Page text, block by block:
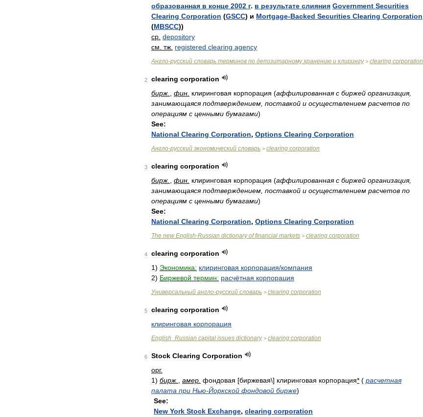
образованная в конце 2002 г. в результате слияния Government Securities
Clearing Corporation (GSCC) и Mortgage-Backed Securities Clearing Corporation
(MBSCC))
ср depository
см тж registered clearing agency
Англо-русский словарь терминов по депозитарному хранению и клирингу> clearing corporation
2 clearing corporation
бирж
фин клиринговая корпорация (аффилированная с биржей организация,
занимающаяся подтверждением поставкой и осуществлением расчетов по
операциям с ценными бумагами)
See:
National Clearing Corporation, Options Clearing Corporation
Англо-русский экономический словарь > clearing corporation
3 clearing corporation
бирж
фин клиринговая корпорация (аффилированная с биржей организация,
занимающаяся подтверждением поставкой и осуществлением расчетов по
операциям с ценными бумагами)
See:
National Clearing Corporation, Options Clearing Corporation
The new English-Russian dictionary of financial markets > clearing corporation
4 clearing corporation
1) Экономика: клиринговая корпорация/компания
2) Биржевой термин: расчётная корпорация
Универсальный англо-русский словарь > clearing corporation
5 clearing corporation
клиринговая корпорация
English Russian capital issues dictionary> clearing corporation
6 Stock Clearing Corporation
орг.
1) бирж амер фондовая [биржевая\] клиринговая корпорация* ( расчетная
палата при Нью-Йоркской фондовой бирже)
See:
New York Stock Exchange, clearing corporation